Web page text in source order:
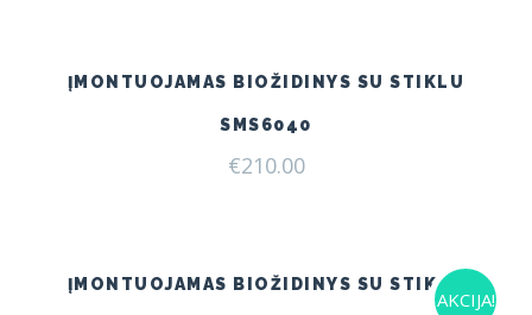
ĮMONTUOJAMAS BIOŽIDINYS SU STIKLU
SMS6040
€210.00
AKCIJA!
ĮMONTUOJAMAS BIOŽIDINYS SU STIKLU